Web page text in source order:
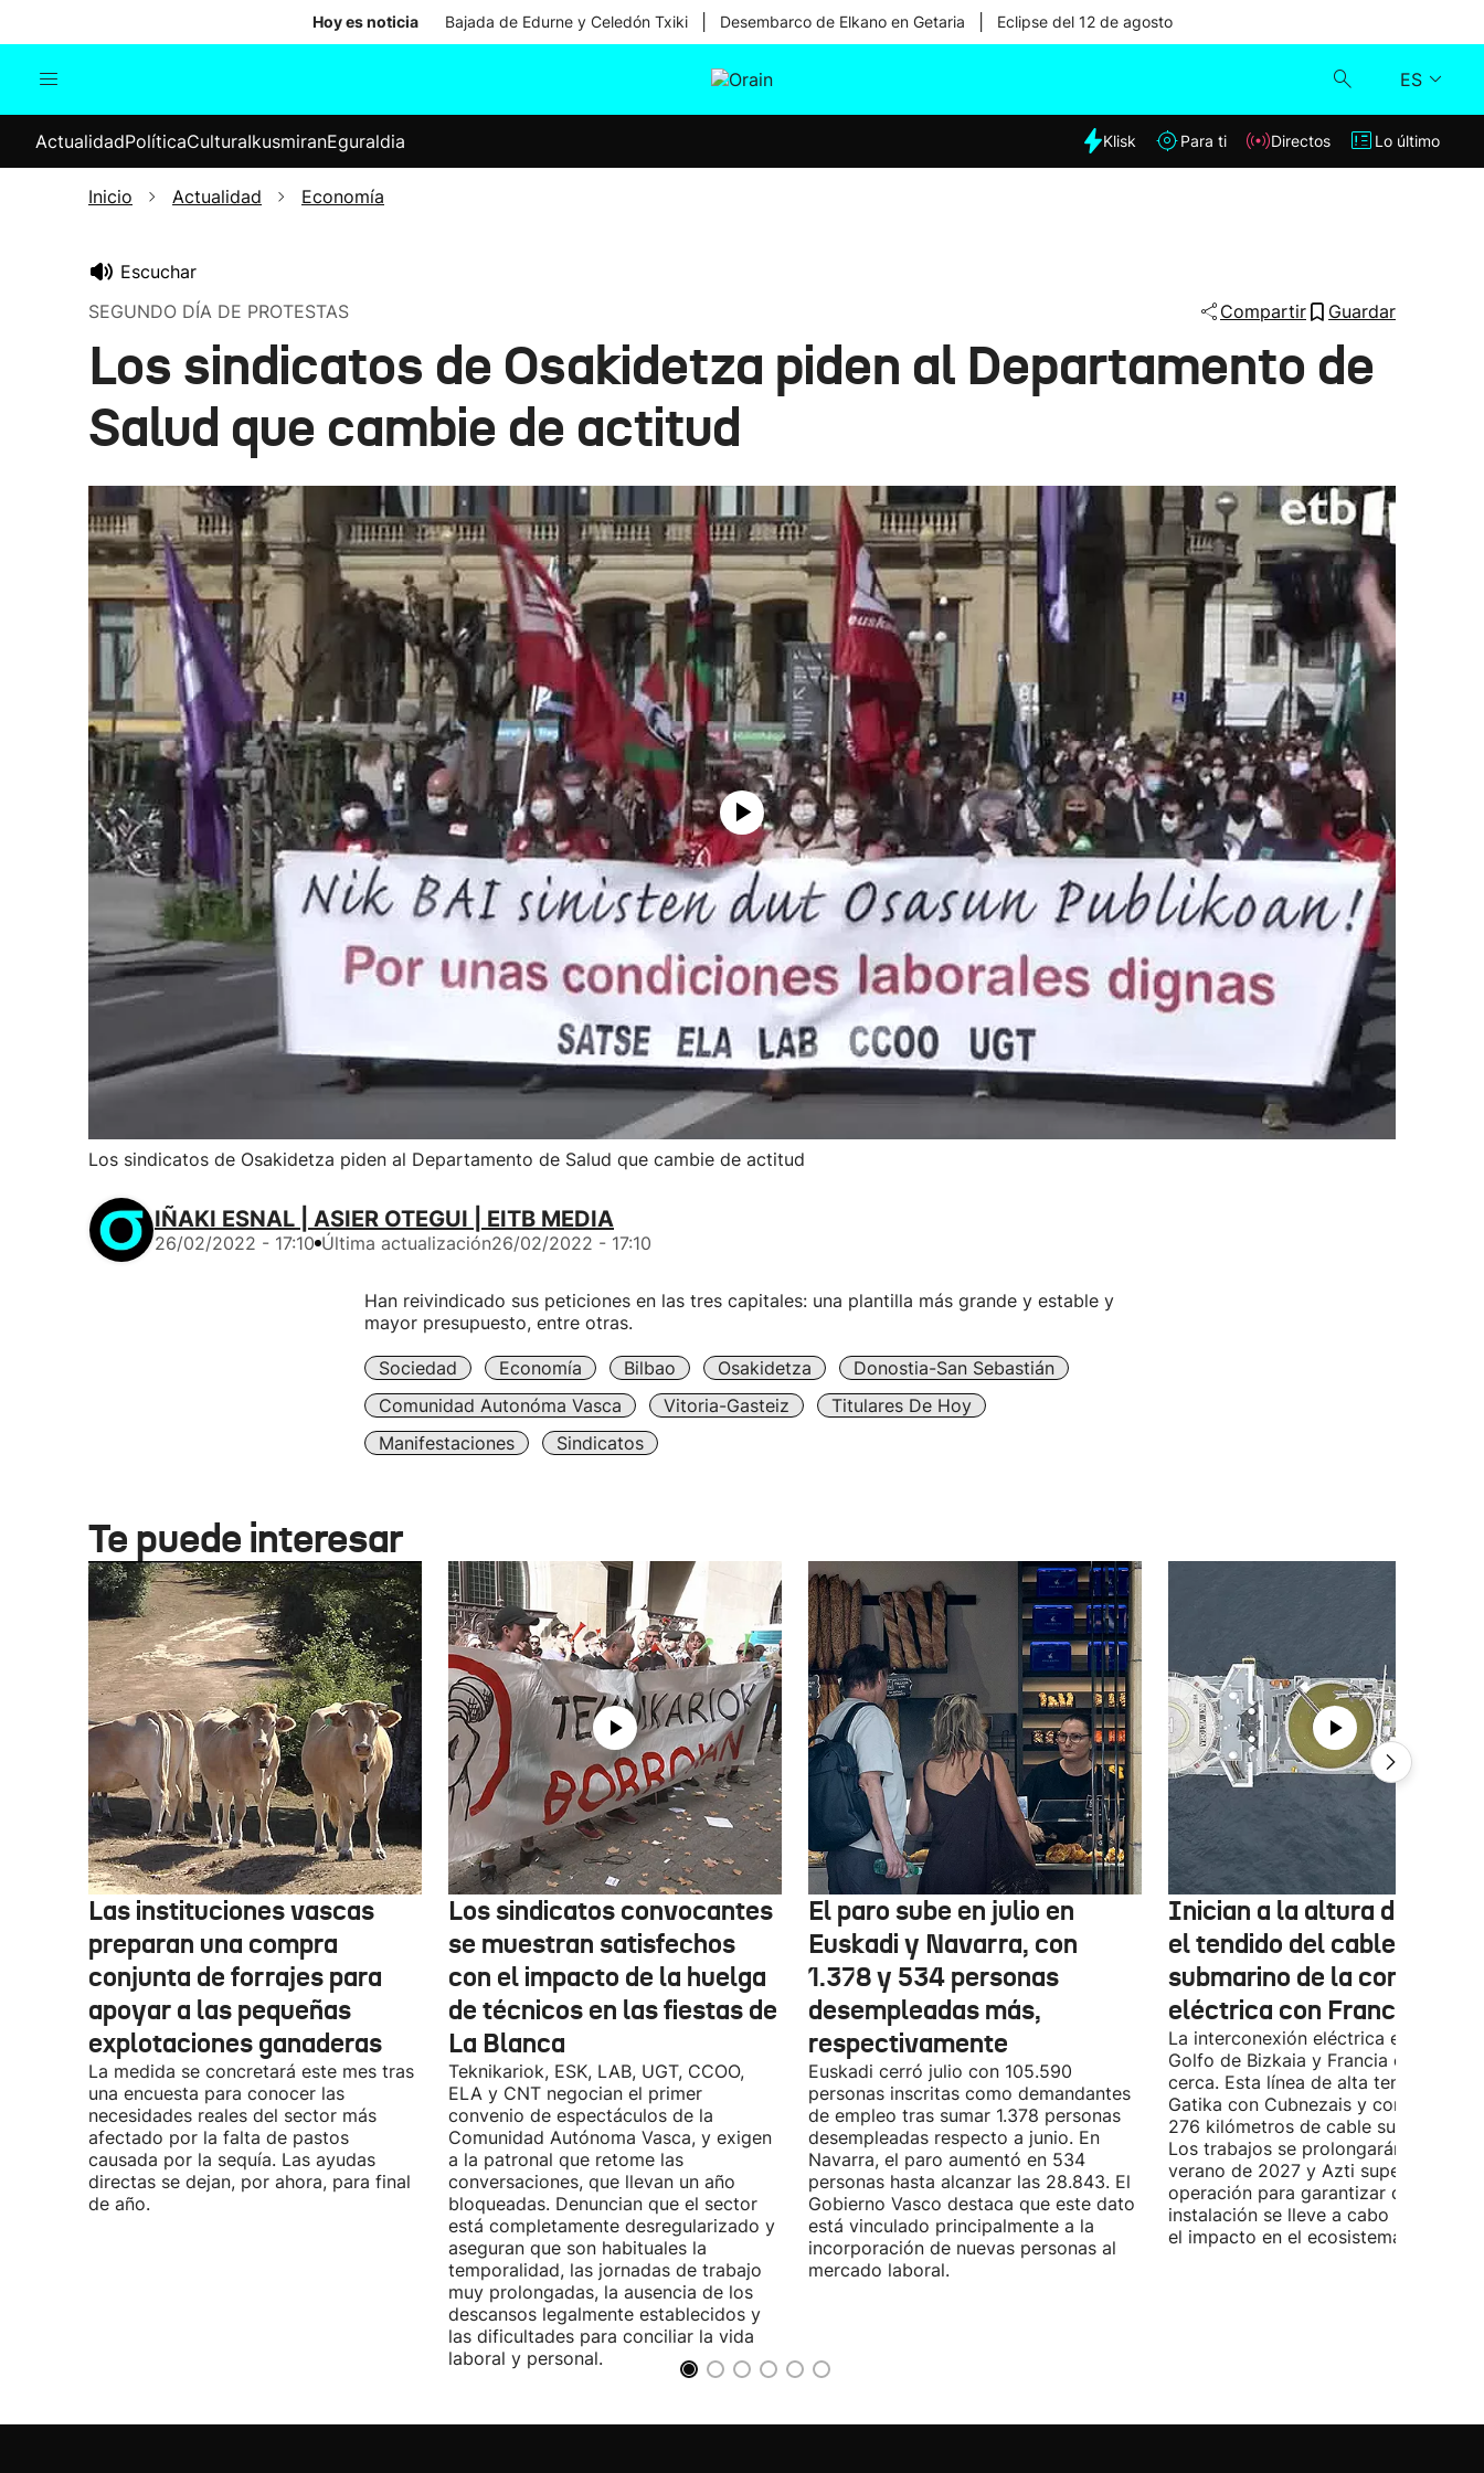
Hoy es noticia Bajada de Edurne y Celedón Txiki Desembarco de Elkano en Getaria Eclipse del 12 de agosto
ES
Internacional
Elecciones
Klisk
Lo último
ActualidadPolíticaCulturaIkusmiranEguraldia Klisk Para ti Directos Lo último
Inicio Actualidad Economía
Escuchar
SEGUNDO DÍA DE PROTESTAS
Compartir Guardar
Los sindicatos de Osakidetza piden al Departamento de
Salud que cambie de actitud
Los sindicatos de Osakidetza piden al Departamento de Salud que cambie de actitud
IÑAKI ESNAL | ASIER OTEGUI | EITB MEDIA
26/02/2022 - 17:10 Última actualización26/02/2022 - 17:10
Han reivindicado sus peticiones en las tres capitales: una plantilla más grande y estable y
mayor presupuesto, entre otras.
Sociedad Economía Bilbao Osakidetza
Donostia-San Sebastián
Comunidad Autonóma Vasca
Vitoria-Gasteiz
Titulares De Hoy
Manifestaciones
Sindicatos
Te puede interesar
Las instituciones vascas
preparan una compra
conjunta de forrajes para
apoyar a las pequeñas
explotaciones ganaderas
La medida se concretará este mes tras
una encuesta para conocer las
necesidades reales del sector más
afectado por la falta de pastos
causada por la sequía. Las ayudas
directas se dejan, por ahora, para final
de año.
Los sindicatos convocantes
se muestran satisfechos
con el impacto de la huelga
de técnicos en las fiestas de
La Blanca
Teknikariok, ESK, LAB, UGT, CCOO,
ELA y CNT negocian el primer
convenio de espectáculos de la
Comunidad Autónoma Vasca, y exigen
a la patronal que retome las
conversaciones, que llevan un año
bloqueadas. Denuncian que el sector
está completamente desregularizado y
aseguran que son habituales la
temporalidad, las jornadas de trabajo
muy prolongadas, la ausencia de los
descansos legalmente establecidos y
las dificultades para conciliar la vida
laboral y personal.
El paro sube en julio en
Euskadi y Navarra, con
1.378 y 534 personas
desempleadas más,
respectivamente
Euskadi cerró julio con 105.590
personas inscritas como demandantes
de empleo tras sumar 1.378 personas
desempleadas respecto a junio. En
Navarra, el paro aumentó en 534
personas hasta alcanzar las 28.843. El
Gobierno Vasco destaca que este dato
está vinculado principalmente a la
incorporación de nuevas personas al
mercado laboral.
Inician a la altura de
el tendido del cable
submarino de la conexión
eléctrica con Francia
La interconexión eléctrica entre el
Golfo de Bizkaia y Francia está más
cerca. Esta línea de alta tensión unirá
Gatika con Cubnezais y contará con
276 kilómetros de cable submarino.
Los trabajos se prolongarán hasta
verano de 2027 y Azti supervisará la
operación para garantizar que la
instalación se lleve a cabo
el impacto en el ecosistema marino.